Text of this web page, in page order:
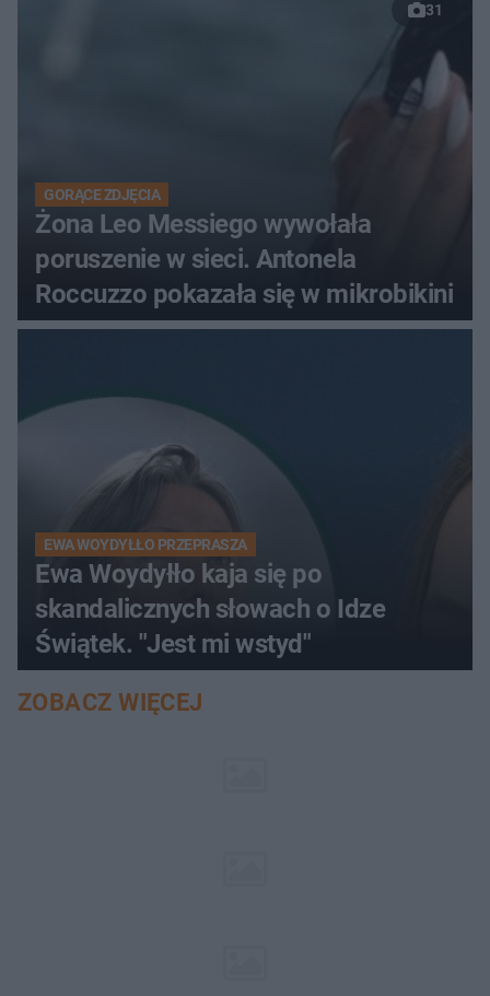
31
GORĄCE ZDJĘCIA
Żona Leo Messiego wywołała
poruszenie w sieci. Antonela
Roccuzzo pokazała się w mikrobikini
EWA WOYDYŁŁO PRZEPRASZA
Ewa Woydyłło kaja się po
skandalicznych słowach o Idze
Świątek. "Jest mi wstyd"
ZOBACZ WIĘCEJ